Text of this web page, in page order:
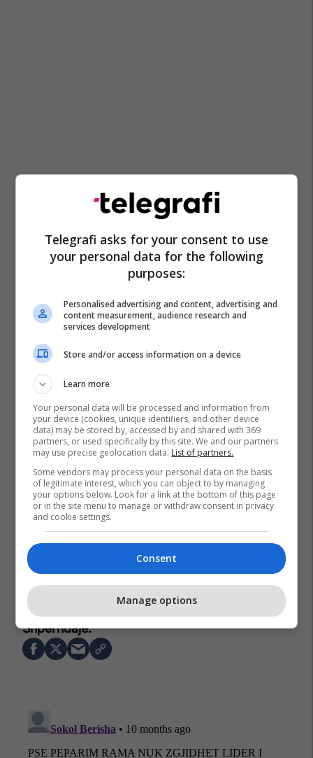
Zgjedhjet
Shtetet E Bashkuara Të Amerikës
Timothy Orr
Zgjedhjet Lokale 2025
Telegrafi asks for your consent to use
your personal data for the following
purposes:
Personalised advertising and content, advertising and
content measurement, audience research and
services development
Store and/or access information on a device
Learn more
Your personal data will be processed and information from
your device (cookies, unique identifiers, and other device
data) may be stored by, accessed by and shared with 369
partners, or used specifically by this site. We and our partners
may use precise geolocation data. List of partners.
Some vendors may process your personal data on the basis
of legitimate interest, which you can object to by managing
your options below. Look for a link at the bottom of this page
or in the site menu to manage or withdraw consent in privacy
and cookie settings.
Consent
Manage options